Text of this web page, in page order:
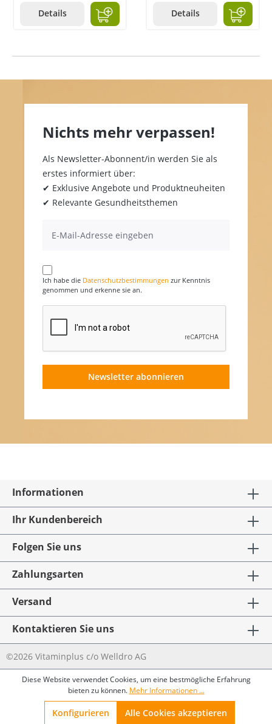
Details Details
Nichts mehr verpassen!
Als Newsletter-Abonnent/in werden Sie als
erstes informiert über:
✔ Exklusive Angebote und Produktneuheiten
✔ Relevante Gesundheitsthemen
Ich habe die Datenschutzbestimmungen zur Kenntnis
genommen und erkenne sie an.
Newsletter abonnieren
Informationen
Ihr Kundenbereich
Folgen Sie uns
Zahlungsarten
Versand
Kontaktieren Sie uns
©2026 Vitaminplus c/o Welldro AG
Diese Website verwendet Cookies, um eine bestmögliche Erfahrung
bieten zu können. Mehr Informationen ...
Konfigurieren Alle Cookies akzeptieren